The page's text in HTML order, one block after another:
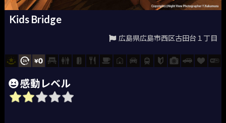
Kids Bridge
広島県広島市西区古田台１丁目
感動レベル